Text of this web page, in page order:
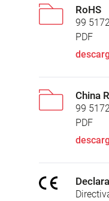
RoHS
99
PDF
China
99
PDF